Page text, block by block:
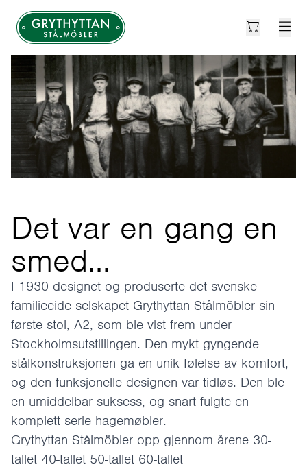
Grythyttan Stålmöbler
Open
Det var en gang en
smed...
I 1930 designet og produserte det svenske
familieeide selskapet Grythyttan Stålmöbler sin
første stol, A2, som ble vist frem under
Stockholmsutstillingen. Den mykt gyngende
stålkonstruksjonen ga en unik følelse av komfort,
og den funksjonelle designen var tidløs. Den ble
en umiddelbar suksess, og snart fulgte en
komplett serie hagemøbler.
Grythyttan Stålmöbler opp gjennom årene 30-
tallet 40-tallet 50-tallet 60-tallet